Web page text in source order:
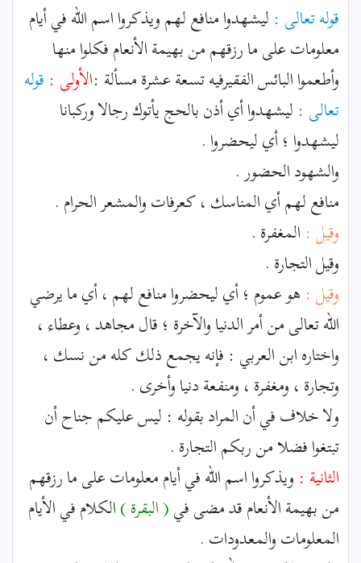
قوله تعالى : ليشهدوا منافع لهم ويذكروا اسم الله في أيام
معلومات على ما رزقهم من بهيمة الأنعام فكلوا منها
وأطعموا البائس الفقيرفيه تسعة عشرة مسألة :الأولى : قوله
تعالى : ليشهدوا أي أذن بالحج يأتوك رجالا وركبانا
ليشهدوا ؛ أي ليحضروا .
والشهود الحضور .
منافع لهم أي المناسك ، كعرفات والمشعر الحرام .
وقيل : المغفرة .
وقيل التجارة .
وقيل : هو عموم ؛ أي ليحضروا منافع لهم ، أي ما يرضي
الله تعالى من أمر الدنيا والآخرة ؛ قال مجاهد ، وعطاء ،
واختاره ابن العربي : فإنه يجمع ذلك كله من نسك ،
وتجارة ، ومغفرة ، ومنفعة دنيا وأخرى .
ولا خلاف في أن المراد بقوله : ليس عليكم جناح أن
تبتغوا فضلا من ربكم التجارة .
الثانية : ويذكروا اسم الله في أيام معلومات على ما رزقهم
من بهيمة الأنعام قد مضى في( البقرة )الكلام في الأيام
المعلومات والمعدودات .